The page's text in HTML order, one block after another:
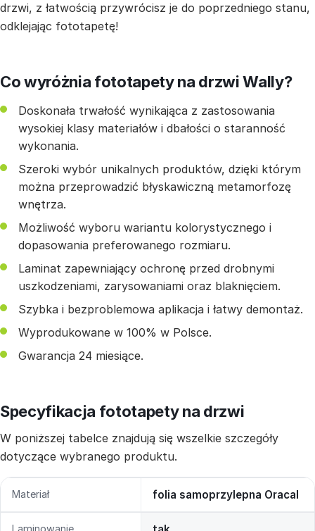
drzwi, z łatwością przywrócisz je do poprzedniego stanu,
odklejając fototapetę!
Co wyróżnia fototapety na drzwi Wally?
Doskonała trwałość wynikająca z zastosowania
wysokiej klasy materiałów i dbałości o staranność
wykonania.
Szeroki wybór unikalnych produktów, dzięki którym
można przeprowadzić błyskawiczną metamorfozę
wnętrza.
Możliwość wyboru wariantu kolorystycznego i
dopasowania preferowanego rozmiaru.
Laminat zapewniający ochronę przed drobnymi
uszkodzeniami, zarysowaniami oraz blaknięciem.
Szybka i bezproblemowa aplikacja i łatwy demontaż.
Wyprodukowane w 100% w Polsce.
Gwarancja 24 miesiące.
Specyfikacja fototapety na drzwi
W poniższej tabelce znajdują się wszelkie szczegóły
dotyczące wybranego produktu.
Materiał folia samoprzylepna Oracal
Laminowanie